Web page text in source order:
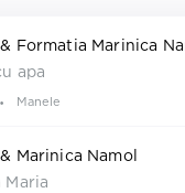
Formatia Marinica
apa
Manele
Marinica Namol
Maria